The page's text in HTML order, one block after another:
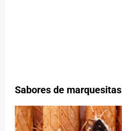
Sabores de marquesitas